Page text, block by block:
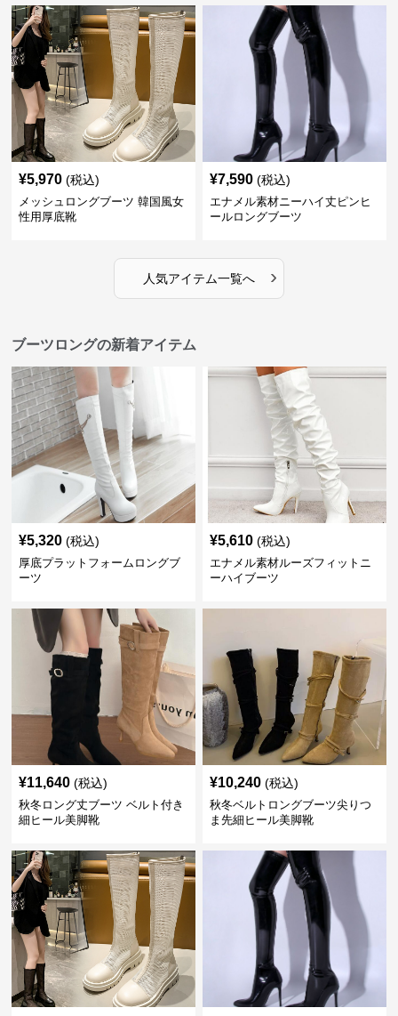
¥5,970 (税込)
メッシュロングブーツ 韓国風女
性用厚底靴
¥7,590 (税込)
エナメル素材ニーハイ丈ピンヒ
ールロングブーツ
人気アイテム一覧へ ›
ブーツロングの新着アイテム
¥5,320 (税込)
厚底プラットフォームロングブ
ーツ
¥5,610 (税込)
エナメル素材ルーズフィットニ
ーハイブーツ
¥11,640 (税込)
秋冬ロング丈ブーツ ベルト付き
細ヒール美脚靴
¥10,240 (税込)
秋冬ベルトロングブーツ尖りつ
ま先細ヒール美脚靴